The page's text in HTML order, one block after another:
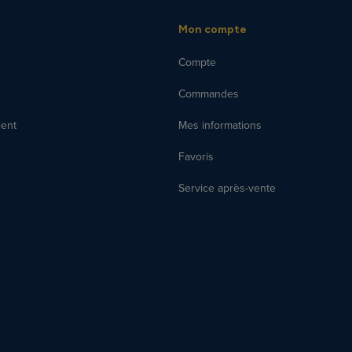
Mon compte
Compte
Commandes
Mes informations
Favoris
Service après-vente